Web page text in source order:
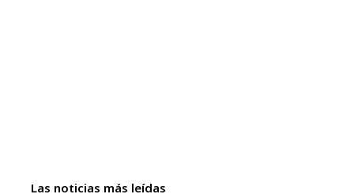
Las noticias más leídas